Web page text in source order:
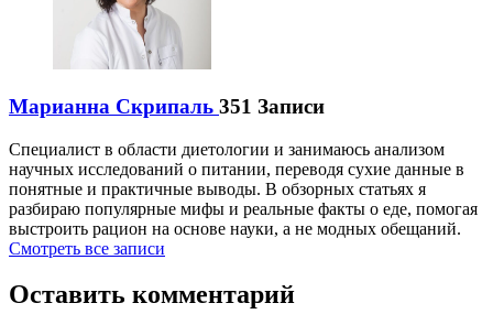
Марианна Скрипаль 351 Записи
Специалист в области диетологии и занимаюсь анализом
научных исследований о питании, переводя сухие данные в
понятные и практичные выводы. В обзорных статьях я
разбираю популярные мифы и реальные факты о еде, помогая
выстроить рацион на основе науки, а не модных обещаний.
Смотреть все записи
Оставить комментарий